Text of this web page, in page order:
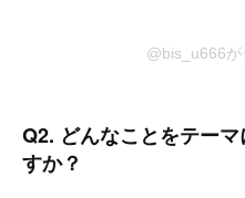
@bis_u666
Q2. どんなことをテー
すか？